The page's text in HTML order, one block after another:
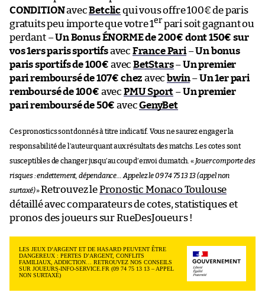
CONDITIONavecBetclicqui vous offre 100€ de paris
gratuits peu importe que votre 1er pari soit gagnant ou
perdant –Un Bonus ÉNORME de 200€ dont 150€ sur
vos 1ers paris sportifsavec France Pari–Un bonus
paris sportifs de 100€ avec BetStars–Un premier
pari remboursé de 107€ chez avecbwin–Un 1er pari
remboursé de 100€ avec PMU Sport –Un premier
pari remboursé de 50€ avecGenyBet
Ces pronostics sont donnés à titre indicatif. Vous ne saurez engager la
responsabilité de l’auteur quant aux résultats des matchs. Les cotes sont
susceptibles de changer jusqu’au coup d’envoi du match. « Jouer comporte des
risques : endettement, dépendance… Appelez le 09 74 75 13 13 (appel non
surtaxé)»Retrouvez lePronostic Monaco Toulouse
détaillé avec comparateurs de cotes, statistiques et
pronos des joueurs sur RueDesJoueurs !
LES JEUX D’ARGENT ET DE HASARD PEUVENT ÊTRE
DANGEREUX : PERTES D’ARGENT, CONFLITS
FAMILIAUX, ADDICTION… RETROUVEZ NOS CONSEILS
SUR JOUEURS-INFO-SERVICE.FR (09 74 75 13 13 – APPEL
NON SURTAXÉ)